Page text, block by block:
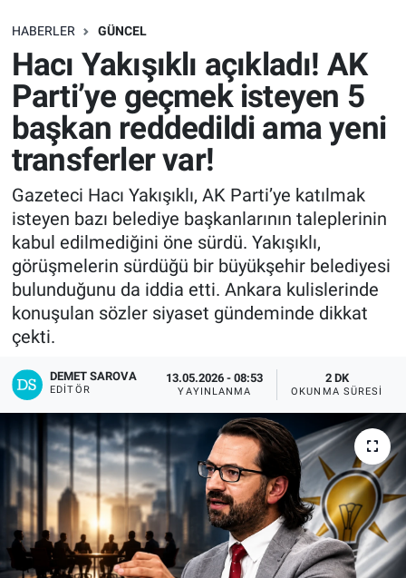
HABERLER GÜNCEL
Hacı Yakışıklı açıkladı! AK
Parti’ye geçmek isteyen 5
başkan reddedildi ama yeni
transferler var!
Gazeteci Hacı Yakışıklı, AK Parti’ye katılmak
isteyen bazı belediye başkanlarının taleplerinin
kabul edilmediğini öne sürdü. Yakışıklı,
görüşmelerin sürdüğü bir büyükşehir belediyesi
bulunduğunu da iddia etti. Ankara kulislerinde
konuşulan sözler siyaset gündeminde dikkat
çekti.
DEMET SAROVA
EDITÖR
13.05.2026 - 08:53
YAYINLANMA
2 DK
OKUNMA SÜRESI
SAĞLIK
EKONOMİ
EĞİTİM
ÖZEL HABER
Keşfet
ASTROLOJİ
MANŞET
Bize ulaşın
İletişim/Künye
Yaşam